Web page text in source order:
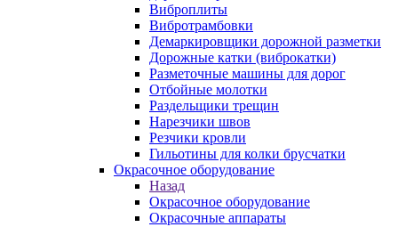
Виброплиты
Вибротрамбовки
Демаркировщики дорожной разметки
Дорожные катки (виброкатки)
Разметочные машины для дорог
Отбойные молотки
Раздельщики трещин
Нарезчики швов
Резчики кровли
Гильотины для колки брусчатки
Окрасочное оборудование
Назад
Окрасочное оборудование
Окрасочные аппараты